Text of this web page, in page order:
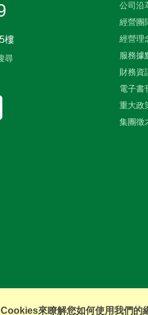
樓
尋
公司沿
經營團
經營理
服務據
財務資
電子書
重大政
集團徵
來瞭解您如何使用我們的